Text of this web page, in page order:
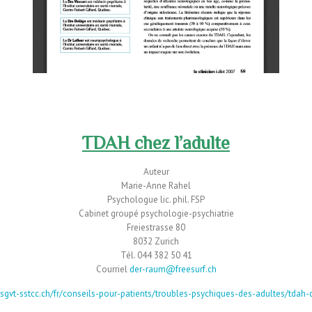
TDAH chez l’adulte
Auteur
Marie-Anne Rahel
Psychologue lic. phil. FSP
Cabinet groupé psychologie-psychiatrie
Freiestrasse 80
8032 Zurich
Tél. 044 382 50 41
Courrielder-raum@freesurf.ch
sstcc.ch/fr/conseils-pour-patients/troubles-psychiques-des-adultes/tdah-